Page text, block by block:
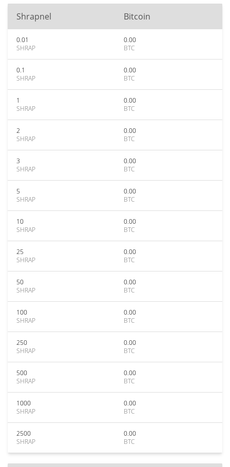
Shrapnel Bitcoin
0.01
SHRAP
0.00
BTC
0.1
SHRAP
0.00
BTC
1
SHRAP
0.00
BTC
2
SHRAP
0.00
BTC
3
SHRAP
0.00
BTC
5
SHRAP
0.00
BTC
10
SHRAP
0.00
BTC
25
SHRAP
0.00
BTC
50
SHRAP
0.00
BTC
100
SHRAP
0.00
BTC
250
SHRAP
0.00
BTC
500
SHRAP
0.00
BTC
1000
SHRAP
0.00
BTC
2500
SHRAP
0.00
BTC